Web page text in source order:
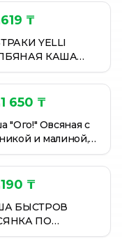
619 ₸
YELLI
КАША
ЯГОДЫ
60ГР
1 650 ₸
"Ого!" Овсяная с
и малиной,
190 ₸
БЫСТРОВ
ПО
КЛУБНИКА
мильфей»
чизкейк» 40г
мусс» 40г